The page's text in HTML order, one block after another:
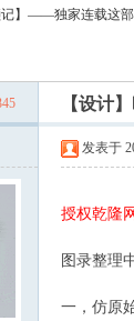
记】——独家连载这
【设计
发表于
授权乾隆
图录整理
一，仿原